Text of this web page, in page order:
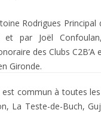
Rodrigues Principal
par Joël
des Clubs C2B’A
Gironde.
commun à toutes
La Teste-de-Buch,